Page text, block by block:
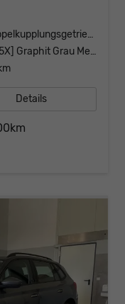
Doppelkupplungsgetriebe (DSG)
[5X5X] Graphit Grau Metallic
Details